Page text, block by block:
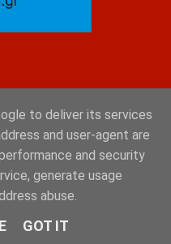
to deliver its services
and user-agent are
and security
generate usage
abuse.
GOT IT